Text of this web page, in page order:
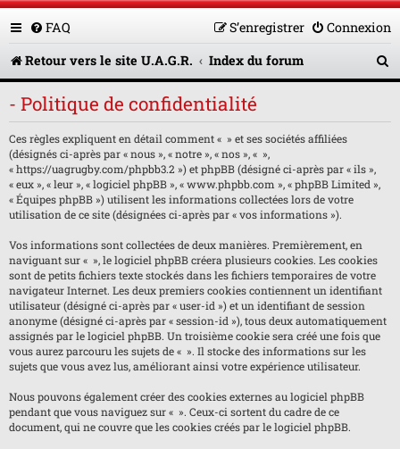
FAQ Connexion
S’enregistrer
Retour vers le site U.A.G.R.
Index du forum
e
- Politique de confidentialité
Ces règles expliquent en détail comment « » et ses sociétés affiliées
(désignés ci-après par « nous », « notre », « nos », « »,
« https://uagrugby.com/phpbb3.2 ») et phpBB (désigné ci-après par « ils »,
« eux », « leur », « logiciel phpBB », « www.phpbb.com », « phpBB Limited »,
« Équipes phpBB ») utilisent les informations collectées lors de votre
utilisation de ce site (désignées ci-après par « vos informations »).
Vos informations sont collectées de deux manières. Premièrement, en
naviguant sur « », le logiciel phpBB créera plusieurs cookies. Les cookies
sont de petits fichiers texte stockés dans les fichiers temporaires de votre
navigateur Internet. Les deux premiers cookies contiennent un identifiant
utilisateur (désigné ci-après par « user-id ») et un identifiant de session
anonyme (désigné ci-après par « session-id »), tous deux automatiquement
assignés par le logiciel phpBB. Un troisième cookie sera créé une fois que
vous aurez parcouru les sujets de « ». Il stocke des informations sur les
sujets que vous avez lus, améliorant ainsi votre expérience utilisateur.
Nous pouvons également créer des cookies externes au logiciel phpBB
pendant que vous naviguez sur « ». Ceux-ci sortent du cadre de ce
document, qui ne couvre que les cookies créés par le logiciel phpBB.